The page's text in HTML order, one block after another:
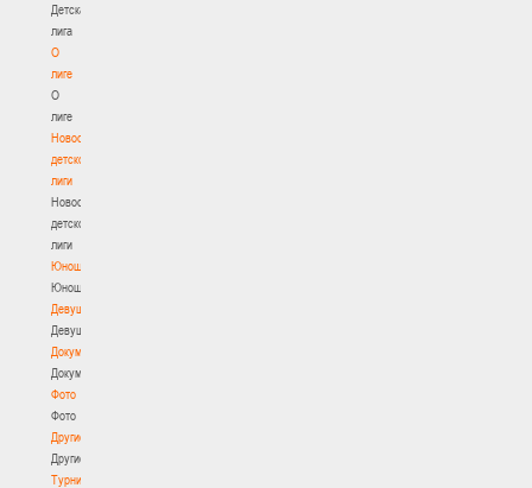
Детская
лига
О
лиге
О
лиге
Новости
детской
лиги
Новости
детской
лиги
Юноши
Юноши
Девушки
Девушки
Документы
Документы
Фото
Фото
Другие
Другие
Турнир